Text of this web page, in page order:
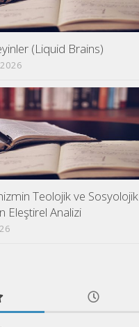
(Liquid Brains)
Teolojik ve Sosyolojik
Eleştirel Analizi